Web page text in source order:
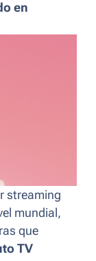
en
streaming
mundial,
que
TV